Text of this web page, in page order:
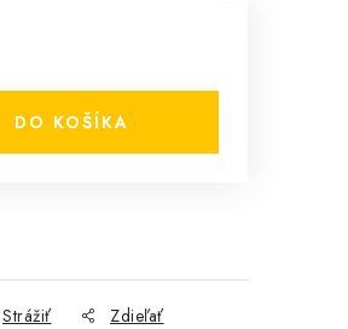
DO KOŠÍKA
Strážiť Zdieľať